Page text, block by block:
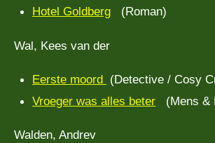
Hotel Goldberg (Roman)
Wal, Kees van der
Eerste moord (Detective / Cosy
Vroeger was alles beter (Mens &
Walden, Andrev